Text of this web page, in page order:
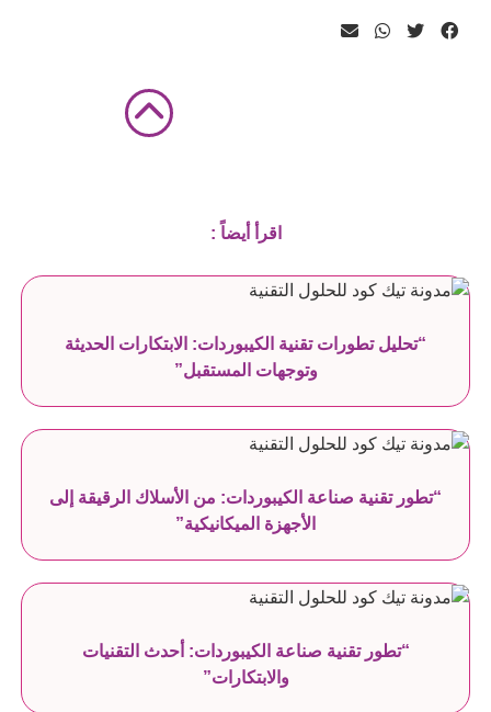
اقرأ أيضاً :
“تحليل تطورات تقنية الكيبوردات: الابتكارات الحديثة
وتوجهات المستقبل”
“تطور تقنية صناعة الكيبوردات: من الأسلاك الرقيقة إلى
الأجهزة الميكانيكية”
“تطور تقنية صناعة الكيبوردات: أحدث التقنيات
والابتكارات”